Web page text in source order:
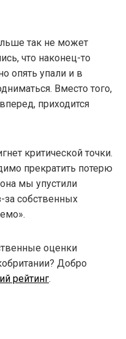
так не может
что наконец-то
опять упали и в
Вместо того,
приходится
критической точки.
прекратить потерю
мы упустили
за собственных
оценки
Добро
рейтинг.